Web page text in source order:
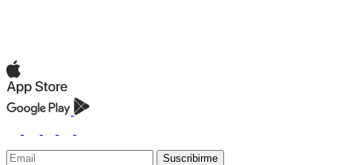
Suscribirme